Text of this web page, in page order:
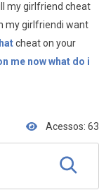
my girlfriend cheat
my girlfriendi want
cheat on your
me now what do i
Acessos: 63